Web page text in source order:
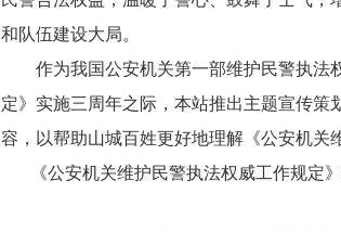
和队伍建设大局。
作为我国公安机关第一部维护民警执法
定》实施三周年之际，本站推出主题宣传
容，以帮助山城百姓更好地理解《公安机关
《公安机关维护民警执法权威工作规定